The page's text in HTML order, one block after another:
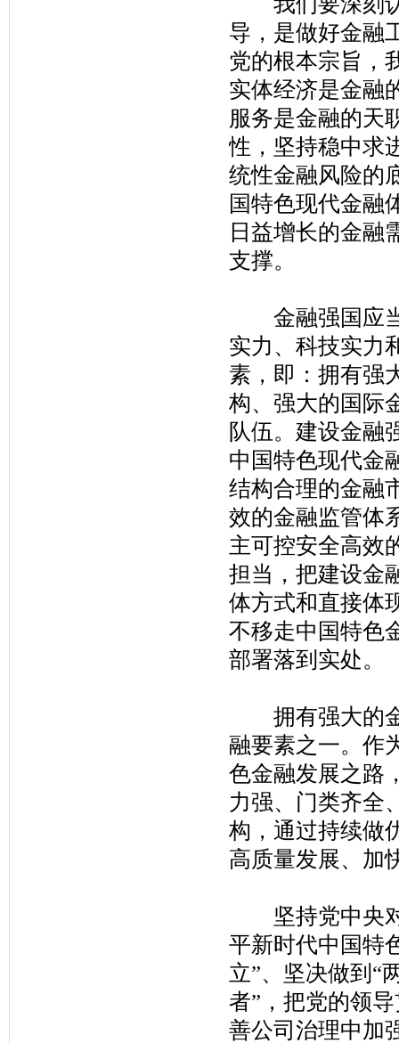
导，是做好金融
党的根本宗旨，
实体经济是金融
服务是金融的天
性，坚持稳中求
统性金融风险的
国特色现代金融
日益增长的金融
支撑。
金融强国应当
实力、科技实力
素，即：拥有强
构、强大的国际
队伍。建设金融
中国特色现代金
结构合理的金融
效的金融监管体
主可控安全高效
担当，把建设金
体方式和直接体
不移走中国特色
部署落到实处。
拥有强大的金
融要素之一。作
色金融发展之路
力强、门类齐全
构，通过持续做
高质量发展、加
坚持党中央对
平新时代中国特
立”、坚决做到“
者”，把党的领
善公司治理中加